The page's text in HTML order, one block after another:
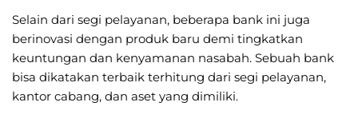
Selain dari segi pelayanan, beberapa bank ini juga
berinovasi dengan produk baru demi tingkatkan
keuntungan dan kenyamanan nasabah. Sebuah bank
bisa dikatakan terbaik terhitung dari segi pelayanan,
kantor cabang, dan aset yang dimiliki.